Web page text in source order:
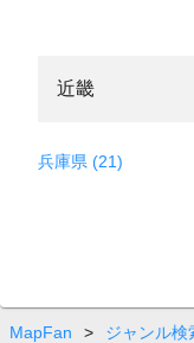
近畿
兵庫県 (21)
MapFan > ジャンル検